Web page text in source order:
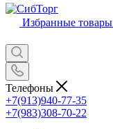
Избранные товары
Телефоны
+7(913)940-77-35
+7(983)308-70-22